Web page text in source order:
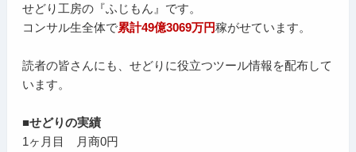
せどり工房の『ふじもん』です。
コンサル生全体で累計49億3069万円稼がせています。
読者の皆さんにも、せどりに役立つツール情報を配布して
います。
■せどりの実績
1ヶ月目 月商0円